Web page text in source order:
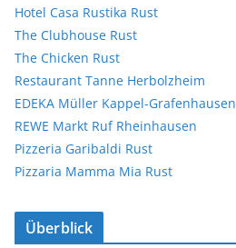
Hotel Casa Rustika Rust
The Clubhouse Rust
The Chicken Rust
Restaurant Tanne Herbolzheim
EDEKA Müller Kappel-Grafenhausen
REWE Markt Ruf Rheinhausen
Pizzeria Garibaldi Rust
Pizzaria Mamma Mia Rust
Überblick